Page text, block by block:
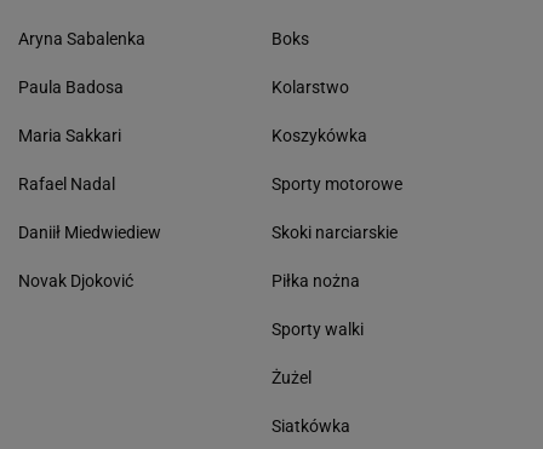
Aryna Sabalenka
Paula Badosa
Maria Sakkari
Rafael Nadal
Daniił Miedwiediew
Novak Djoković
Boks
Kolarstwo
Koszykówka
Sporty motorowe
Skoki narciarskie
Piłka nożna
Sporty walki
Żużel
Siatkówka